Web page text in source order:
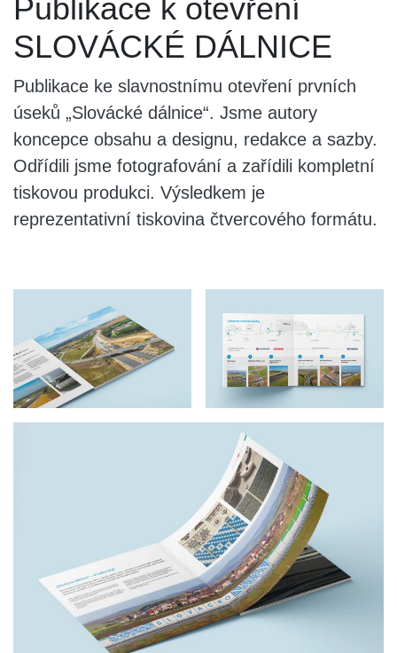
Publikace k otevření
SLOVÁCKÉ DÁLNICE
Publikace ke slavnostnímu otevření prvních
úseků „Slovácké dálnice“. Jsme autory
koncepce obsahu a designu, redakce a sazby.
Odřídili jsme fotografování a zařídili kompletní
tiskovou produkci. Výsledkem je
reprezentativní tiskovina čtvercového formátu.